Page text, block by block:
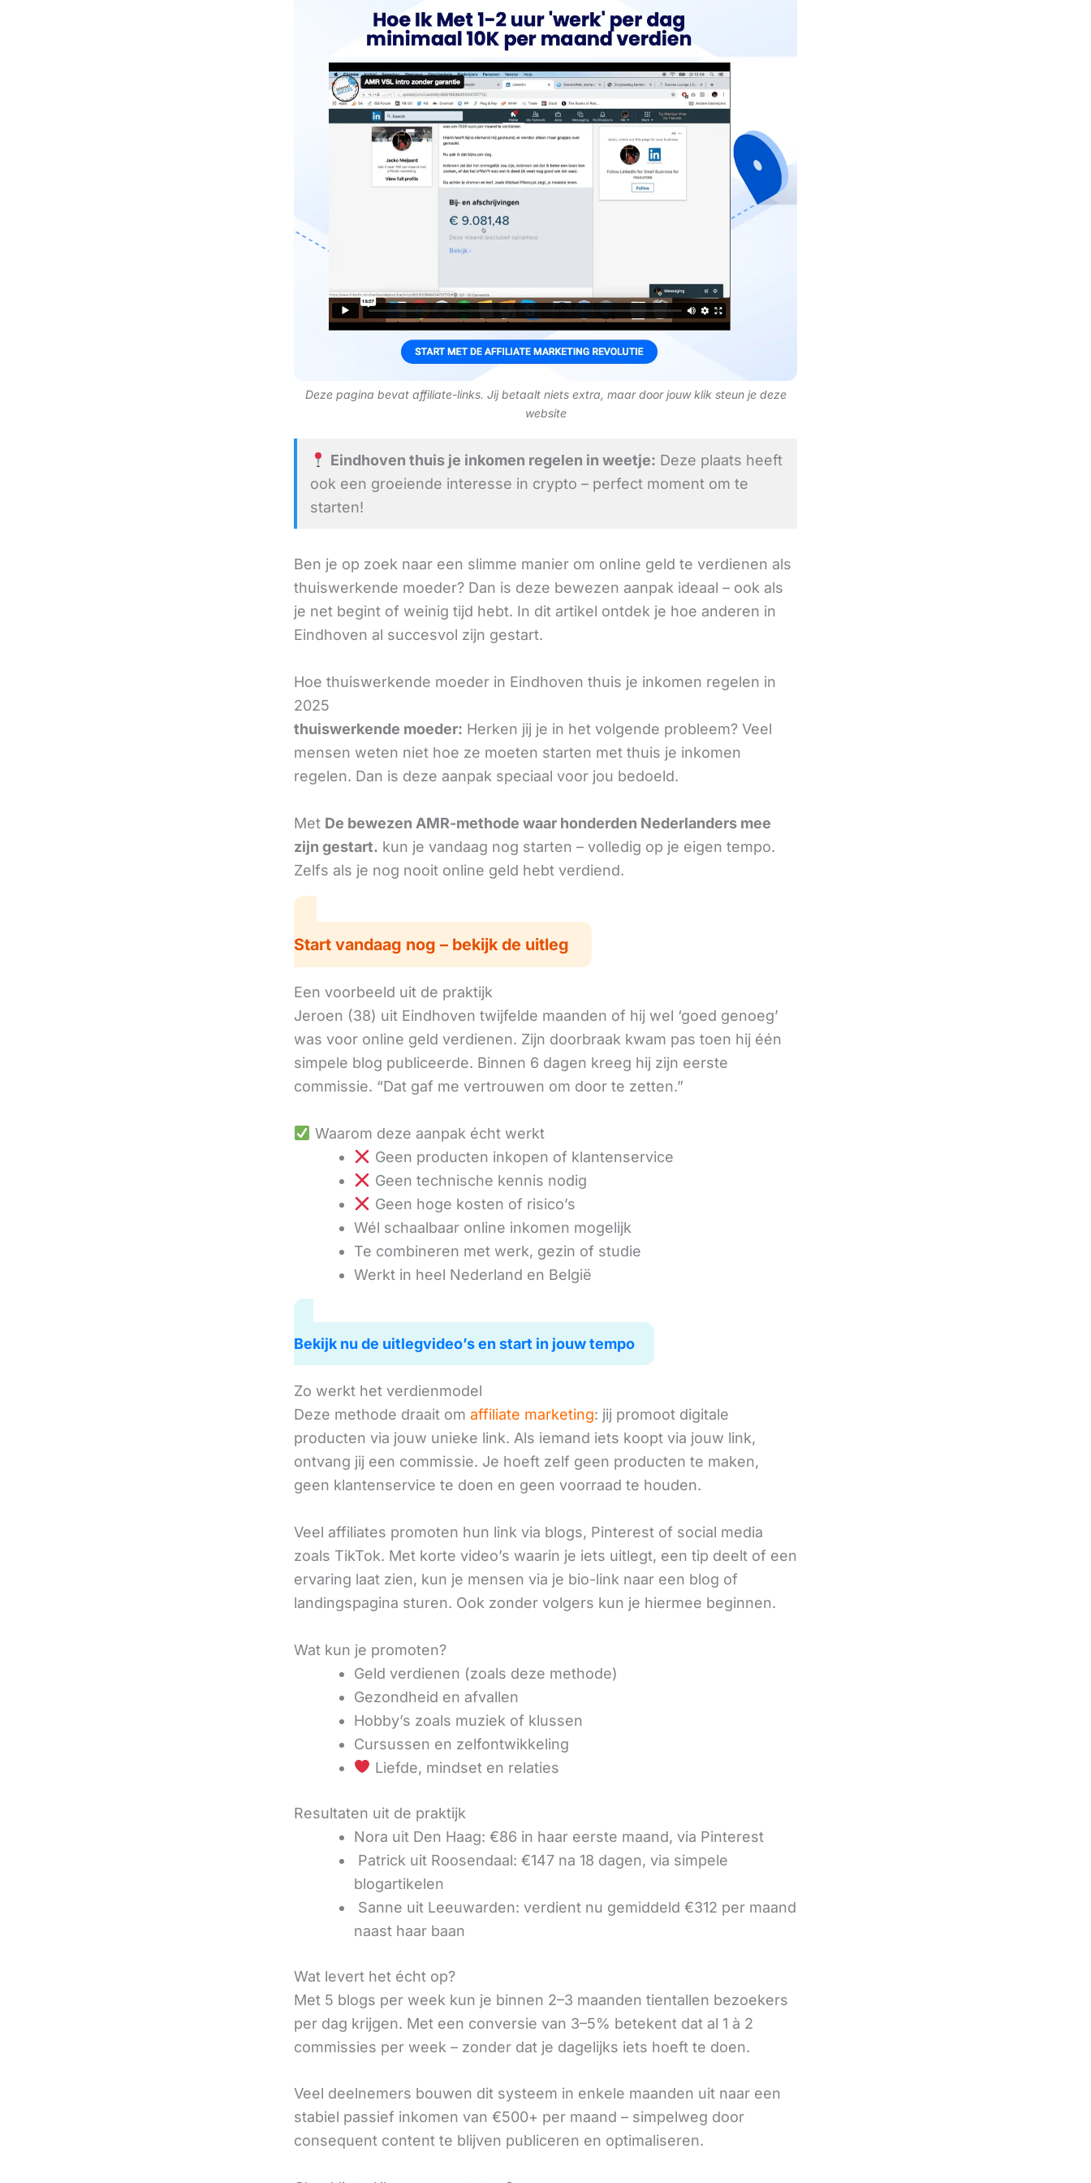
Deze pagina bevat affiliate-links. Jij betaalt niets extra, maar door jouw klik steun je deze
website
Eindhoven thuis je inkomen regelen in weetje: Deze plaats heeft
ook een groeiende interesse in crypto – perfect moment om te
starten!
Ben je op zoek naar een slimme manier om online geld te verdienen als
thuiswerkende moeder? Dan is deze bewezen aanpak ideaal – ook als
je net begint of weinig tijd hebt. In dit artikel ontdek je hoe anderen in
Eindhoven al succesvol zijn gestart.
Hoe thuiswerkende moeder in Eindhoven thuis je inkomen regelen in
2025
thuiswerkende moeder: Herken jij je in het volgende probleem? Veel
mensen weten niet hoe ze moeten starten met thuis je inkomen
regelen. Dan is deze aanpak speciaal voor jou bedoeld.
Met De bewezen AMR-methode waar honderden Nederlanders mee
zijn gestart. kun je vandaag nog starten – volledig op je eigen tempo.
Zelfs als je nog nooit online geld hebt verdiend.
Start vandaag nog – bekijk de uitleg
Een voorbeeld uit de praktijk
Jeroen (38) uit Eindhoven twijfelde maanden of hij wel ‘goed genoeg’
was voor online geld verdienen. Zijn doorbraak kwam pas toen hij één
simpele blog publiceerde. Binnen 6 dagen kreeg hij zijn eerste
commissie. “Dat gaf me vertrouwen om door te zetten.”
Waarom deze aanpak écht werkt
Geen producten inkopen of klantenservice
Geen technische kennis nodig
Geen hoge kosten of risico’s
Wél schaalbaar online inkomen mogelijk
Te combineren met werk, gezin of studie
Werkt in heel Nederland en België
Bekijk nu de uitlegvideo’s en start in jouw tempo
Zo werkt het verdienmodel
Deze methode draait om affiliate marketing: jij promoot digitale
producten via jouw unieke link. Als iemand iets koopt via jouw link,
ontvang jij een commissie. Je hoeft zelf geen producten te maken,
geen klantenservice te doen en geen voorraad te houden.
Veel affiliates promoten hun link via blogs, Pinterest of social media
zoals TikTok. Met korte video’s waarin je iets uitlegt, een tip deelt of een
ervaring laat zien, kun je mensen via je bio-link naar een blog of
landingspagina sturen. Ook zonder volgers kun je hiermee beginnen.
Wat kun je promoten?
Geld verdienen (zoals deze methode)
Gezondheid en afvallen
Hobby’s zoals muziek of klussen
Cursussen en zelfontwikkeling
Liefde, mindset en relaties
Resultaten uit de praktijk
Nora uit Den Haag: €86 in haar eerste maand, via Pinterest
‍ Patrick uit Roosendaal: €147 na 18 dagen, via simpele
blogartikelen
‍ Sanne uit Leeuwarden: verdient nu gemiddeld €312 per maand
naast haar baan
Wat levert het écht op?
Met 5 blogs per week kun je binnen 2–3 maanden tientallen bezoekers
per dag krijgen. Met een conversie van 3–5% betekent dat al 1 à 2
commissies per week – zonder dat je dagelijks iets hoeft te doen.
Veel deelnemers bouwen dit systeem in enkele maanden uit naar een
stabiel passief inkomen van €500+ per maand – simpelweg door
consequent content te blijven publiceren en optimaliseren.